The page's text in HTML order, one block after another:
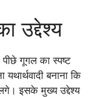
उद्देश्य
गूगल का स्पष्ट
बनाना कि
इसके मुख्य उद्देश्य